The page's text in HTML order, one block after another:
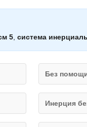
5 система
Без
Инерция